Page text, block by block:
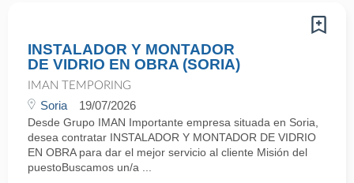
INSTALADOR Y MONTADOR
DE VIDRIO EN OBRA (SORIA)
IMAN TEMPORING
Soria 19/07/2026
Desde Grupo IMAN Importante empresa situada en Soria,
desea contratar INSTALADOR Y MONTADOR DE VIDRIO
EN OBRA para dar el mejor servicio al cliente Misión del
puestoBuscamos un/a ...